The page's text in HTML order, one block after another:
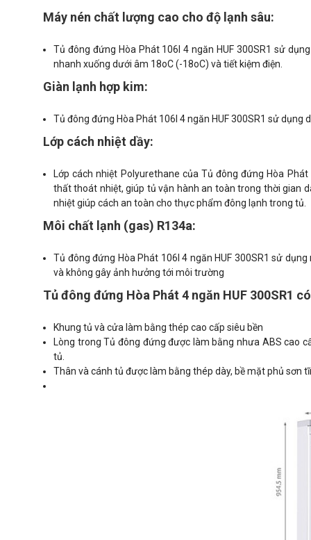
Máy nén chất lượng cao cho độ lạnh sâu:
Tủ đông đứng Hòa Phát 106l 4 ngăn HUF 300SR1 sử
nhanh xuống dưới âm 18oC (-18oC) và tiết kiệm điện.
Giàn lạnh hợp kim:
Tủ đông đứng Hòa Phát 106l 4 ngăn HUF 300SR1 sử
Lớp cách nhiệt dầy:
Lớp cách nhiệt Polyurethane của Tủ đông đứng Hòa
thất thoát nhiệt, giúp tủ vận hành an toàn trong thời gian
nhiệt giúp cách an toàn cho thực phẩm đông lạnh trong tủ.
Môi chất lạnh (gas) R134a:
Tủ đông đứng Hòa Phát 106l 4 ngăn HUF 300SR1 sử
và không gây ảnh hưởng tới môi trường
Tủ đông đứng Hòa Phát 4 ngăn HUF 300SR1
Khung tủ và cửa làm bằng thép cao cấp siêu bền
Lòng trong Tủ đông đứng được làm bằng nhưa ABS cao
tủ.
Thân và cánh tủ được làm bằng thép dày, bề mặt phủ sơn